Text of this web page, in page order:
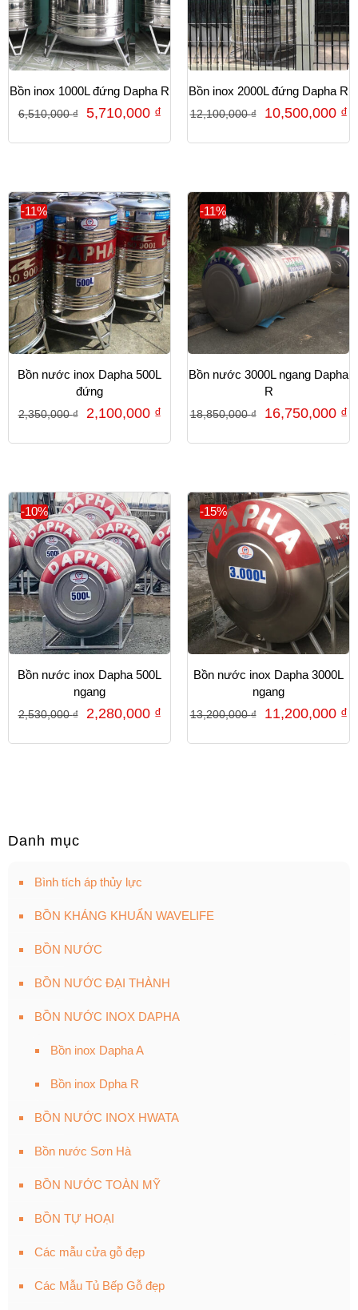
Bồn inox 1000L đứng Dapha R
6,510,000₫ 5,710,000 ₫
Bồn inox 2000L đứng Dapha R
12,100,000₫ 10,500,000 ₫
-11%
Bồn nước inox Dapha 500L
đứng
2,350,000₫ 2,100,000 ₫
-11%
Bồn nước 3000L ngang Dapha
R
18,850,000₫ 16,750,000 ₫
-10%
Bồn nước inox Dapha 500L
ngang
2,530,000₫ 2,280,000 ₫
-15%
Bồn nước inox Dapha 3000L
ngang
13,200,000₫ 11,200,000 ₫
Danh mục
Bình tích áp thủy lực
BỒN KHÁNG KHUẨN WAVELIFE
BỒN NƯỚC
BỒN NƯỚC ĐẠI THÀNH
BỒN NƯỚC INOX DAPHA
Bồn inox Dapha A
Bồn inox Dpha R
BỒN NƯỚC INOX HWATA
Bồn nước Sơn Hà
BỒN NƯỚC TOÀN MỸ
BỒN TỰ HOẠI
Các mẫu cửa gỗ đẹp
Các Mẫu Tủ Bếp Gỗ đẹp